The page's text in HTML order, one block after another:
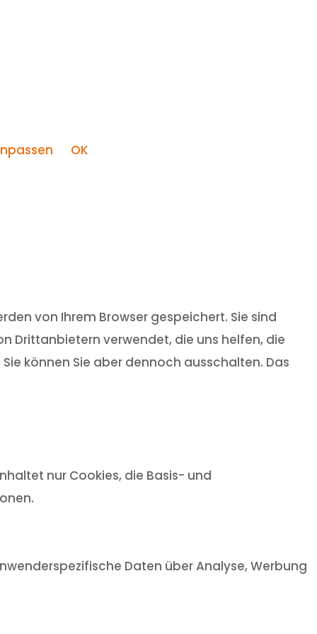
OK
von Ihrem Browser gespeichert. Sie sind
Drittanbietern verwendet, die uns helfen, die
können Sie aber dennoch ausschalten. Das
nur Cookies, die Basis- und
Daten über Analyse, Werbung